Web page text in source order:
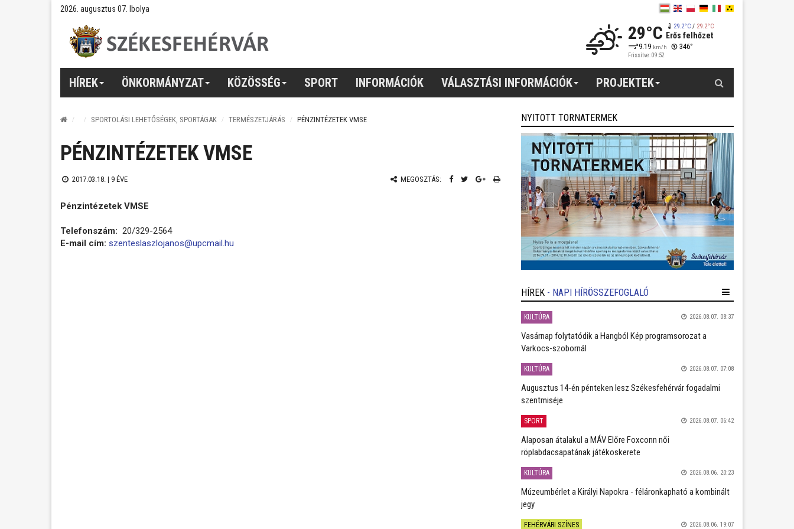
2026. augusztus 07. Ibolya
29°C 29.2°C/ 29.2°C
Erős felhőzet
9.19 km/h 346°
Frissítve: 09:52
HÍREK ÖNKORMÁNYZAT KÖZÖSSÉG SPORT INFORMÁCIÓK VÁLASZTÁSI INFORMÁCIÓK PROJEKTEK
SPORTOLÁSI LEHETŐSÉGEK, SPORTÁGAK TERMÉSZETJÁRÁS PÉNZINTÉZETEK VMSE
PÉNZINTÉZETEK VMSE
2017.03.18. | 9 ÉVE MEGOSZTÁS:
Pénzintézetek VMSE
Telefonszám: 20/329-2564
E-mail cím: szenteslaszlojanos@upcmail.hu
NYITOTT TORNATERMEK
HÍREK - NAPI HÍRÖSSZEFOGLALÓ
KULTÚRA 2026.08.07. 08:37
Vasárnap folytatódik a Hangból Kép programsorozat a
Varkocs-szobornál
KULTÚRA 2026.08.07. 07:08
Augusztus 14-én pénteken lesz Székesfehérvár fogadalmi
szentmiséje
SPORT 2026.08.07. 06:42
Alaposan átalakul a MÁV Előre Foxconn női
röplabdacsapatának játékoskerete
KULTÚRA 2026.08.06. 20:23
Múzeumbérlet a Királyi Napokra - féláronkapható a kombinált
jegy
FEHÉRVÁRI SZÍNES 2026.08.06. 19:07